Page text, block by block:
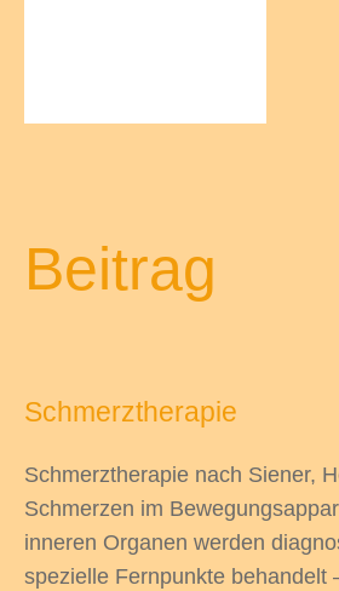
Beitrag
Schmerztherapie
Schmerztherapie nach Siener,
Schmerzen im
inneren Organen werden
spezielle Fernpunkte behandelt